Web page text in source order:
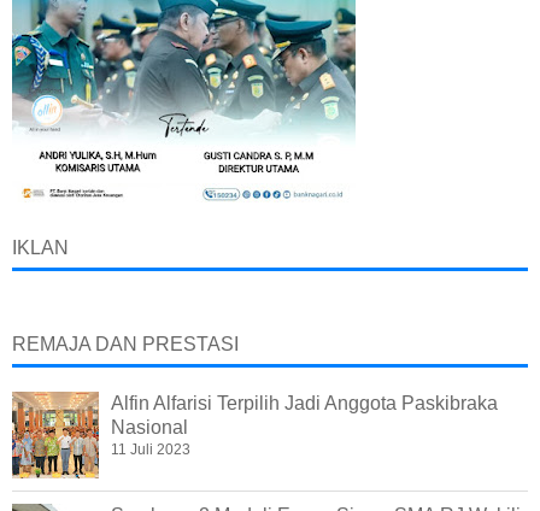
IKLAN
REMAJA DAN PRESTASI
Alfin Alfarisi Terpilih Jadi Anggota Paskibraka
Nasional
11 Juli 2023